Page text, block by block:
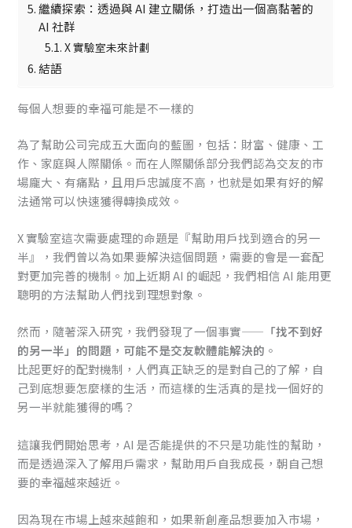
繼續探索：透過與 AI 建立關係，打造出一個高黏著的
AI 社群
X 實驗室未來計劃
結語
每個人想要的幸福可能是不一樣的
為了幫助公司完成五大面向的藍圖，包括：財富、健康、工
作、家庭與人際關係。而在人際關係部分我們認為交友的市
場龐大、有痛點，且用戶忠誠度不高，也就是如果有好的解
法通常可以快速獲得轉換成效。
X 實驗室這次需要處理的命題是『幫助用戶找到適合的另一
半』，我們曾以為如果要解決這個問題，需要的會是一套配
對更加完善的機制。加上近期 AI 的崛起，我們相信 AI 能用更
聰明的方法幫助人們找到理想對象。
然而，隨著深入研究，我們發現了一個事實—— 「找不到好
的另一半」的問題，可能不是交友軟體能解決的 。
比起更好的配對機制，人們真正缺乏的是對自己的了解，自
己到底想要怎麼樣的生活，而這樣的生活真的是找一個好的
另一半就能獲得的嗎？
這讓我們開始思考，AI 是否能提供的不只是功能性的幫助，
而是透過深入了解用戶需求，幫助用戶自我成長，朝自己想
要的幸福越來越近。
因為現在市場上越來越飽和，如果新創產品想要加入市場，